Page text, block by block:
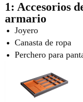
1: Accesorios
armario
Joyero
Canasta de ropa
Perchero para